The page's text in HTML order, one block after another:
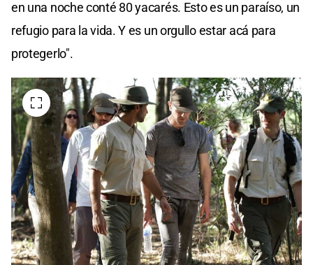
en una noche conté 80 yacarés. Esto es un paraíso, un
refugio para la vida. Y es un orgullo estar acá para
protegerlo".